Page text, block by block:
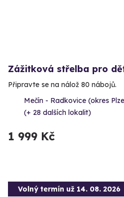
Zážitková střelba pro
Připravte se na nálož 80 nábojů.
Mečín - Radkovice (okres
(+ 28 dalších lokalit)
1 999 Kč
Volný termín už 14. 08. 2026